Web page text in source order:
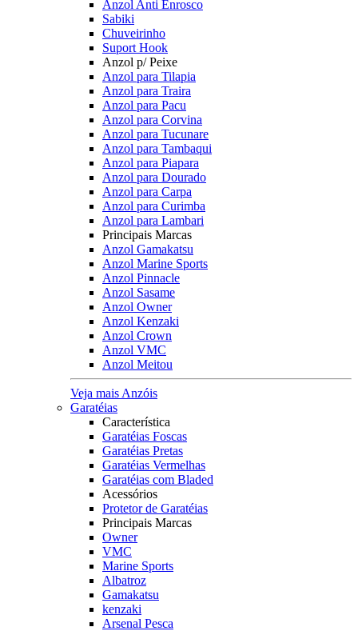
Anzol Anti Enrosco
Sabiki
Chuveirinho
Suport Hook
Anzol p/ Peixe
Anzol para Tilapia
Anzol para Traira
Anzol para Pacu
Anzol para Corvina
Anzol para Tucunare
Anzol para Tambaqui
Anzol para Piapara
Anzol para Dourado
Anzol para Carpa
Anzol para Curimba
Anzol para Lambari
Principais Marcas
Anzol Gamakatsu
Anzol Marine Sports
Anzol Pinnacle
Anzol Sasame
Anzol Owner
Anzol Kenzaki
Anzol Crown
Anzol VMC
Anzol Meitou
Veja mais Anzóis
Garatéias
Característica
Garatéias Foscas
Garatéias Pretas
Garatéias Vermelhas
Garatéias com Bladed
Acessórios
Protetor de Garatéias
Principais Marcas
Owner
VMC
Marine Sports
Albatroz
Gamakatsu
kenzaki
Arsenal Pesca